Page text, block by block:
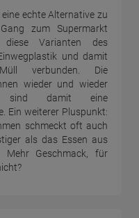
echte Alternative zu
zum Supermarkt
Varianten des
und damit
verbunden. Die
wieder und wieder
sind damit eine
Ein weiterer Pluspunkt:
schmeckt oft auch
als das Essen aus
Mehr Geschmack, für